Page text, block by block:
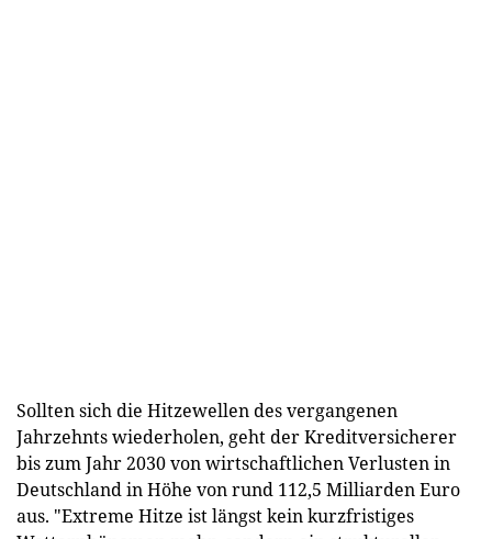
Sollten sich die Hitzewellen des vergangenen
Jahrzehnts wiederholen, geht der Kreditversicherer
bis zum Jahr 2030 von wirtschaftlichen Verlusten in
Deutschland in Höhe von rund 112,5 Milliarden Euro
aus. "Extreme Hitze ist längst kein kurzfristiges